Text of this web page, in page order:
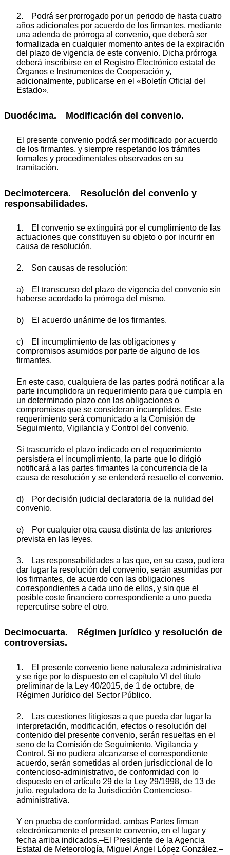
2. Podrá ser prorrogado por un periodo de hasta cuatro
años adicionales por acuerdo de los firmantes, mediante
una adenda de prórroga al convenio, que deberá ser
formalizada en cualquier momento antes de la expiración
del plazo de vigencia de este convenio. Dicha prórroga
deberá inscribirse en el Registro Electrónico estatal de
Órganos e Instrumentos de Cooperación y,
adicionalmente, publicarse en el «Boletín Oficial del
Estado».
Duodécima. Modificación del convenio.
El presente convenio podrá ser modificado por acuerdo
de los firmantes, y siempre respetando los trámites
formales y procedimentales observados en su
tramitación.
Decimotercera. Resolución del convenio y
responsabilidades.
1. El convenio se extinguirá por el cumplimiento de las
actuaciones que constituyen su objeto o por incurrir en
causa de resolución.
2. Son causas de resolución:
a) El transcurso del plazo de vigencia del convenio sin
haberse acordado la prórroga del mismo.
b) El acuerdo unánime de los firmantes.
c) El incumplimiento de las obligaciones y
compromisos asumidos por parte de alguno de los
firmantes.
En este caso, cualquiera de las partes podrá notificar a la
parte incumplidora un requerimiento para que cumpla en
un determinado plazo con las obligaciones o
compromisos que se consideran incumplidos. Este
requerimiento será comunicado a la Comisión de
Seguimiento, Vigilancia y Control del convenio.
Si trascurrido el plazo indicado en el requerimiento
persistiera el incumplimiento, la parte que lo dirigió
notificará a las partes firmantes la concurrencia de la
causa de resolución y se entenderá resuelto el convenio.
d) Por decisión judicial declaratoria de la nulidad del
convenio.
e) Por cualquier otra causa distinta de las anteriores
prevista en las leyes.
3. Las responsabilidades a las que, en su caso, pudiera
dar lugar la resolución del convenio, serán asumidas por
los firmantes, de acuerdo con las obligaciones
correspondientes a cada uno de ellos, y sin que el
posible coste financiero correspondiente a uno pueda
repercutirse sobre el otro.
Decimocuarta. Régimen jurídico y resolución de
controversias.
1. El presente convenio tiene naturaleza administrativa
y se rige por lo dispuesto en el capítulo VI del título
preliminar de la Ley 40/2015, de 1 de octubre, de
Régimen Jurídico del Sector Público.
2. Las cuestiones litigiosas a que pueda dar lugar la
interpretación, modificación, efectos o resolución del
contenido del presente convenio, serán resueltas en el
seno de la Comisión de Seguimiento, Vigilancia y
Control. Si no pudiera alcanzarse el correspondiente
acuerdo, serán sometidas al orden jurisdiccional de lo
contencioso-administrativo, de conformidad con lo
dispuesto en el artículo 29 de la Ley 29/1998, de 13 de
julio, reguladora de la Jurisdicción Contencioso-
administrativa.
Y en prueba de conformidad, ambas Partes firman
electrónicamente el presente convenio, en el lugar y
fecha arriba indicados.–El Presidente de la Agencia
Estatal de Meteorología, Miguel Ángel López González.–